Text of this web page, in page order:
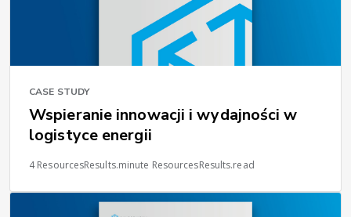
CASE STUDY
Wspieranie innowacji i wydajności w
logistyce energii
4 ResourcesResults.minute ResourcesResults.read